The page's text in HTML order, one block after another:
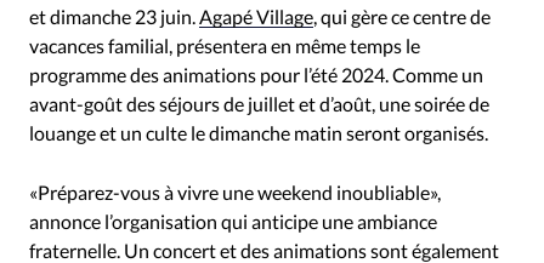
et dimanche 23 juin. Agapé Village , qui gère ce centre de
vacances familial, présentera en même temps le
programme des animations pour l’été 2024. Comme un
avant-goût des séjours de juillet et d’août, une soirée de
louange et un culte le dimanche matin seront organisés.
«Préparez-vous à vivre une weekend inoubliable»,
annonce l’organisation qui anticipe une ambiance
fraternelle. Un concert et des animations sont également